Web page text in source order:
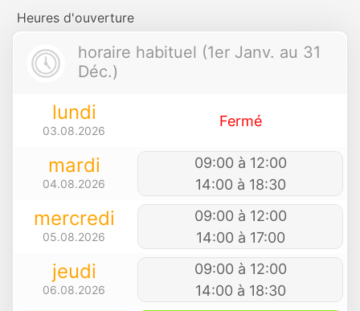
Heures d'ouverture
horaire habituel (1er Janv. au 31
Déc.)
lundi
03.08.2026
Fermé
mardi
04.08.2026
09:00 à 12:00
14:00 à 18:30
mercredi
05.08.2026
09:00 à 12:00
14:00 à 17:00
jeudi
06.08.2026
09:00 à 12:00
14:00 à 18:30